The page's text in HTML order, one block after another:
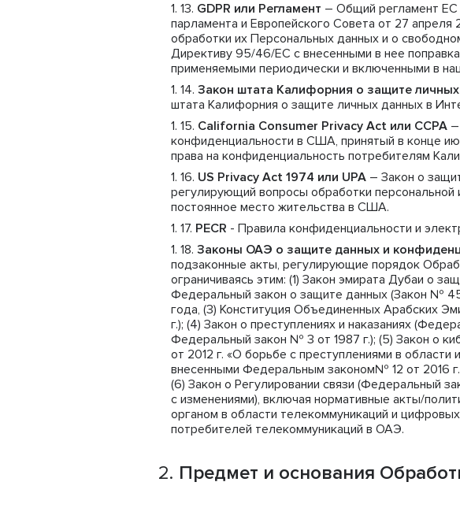
GDPR или Регламент – Общий регламент ЕС
парламента и Европейского Совета от 27
обработки их Персональных данных и о
Директиву 95/46/ЕС с внесенными в нее
применяемыми периодически и включенными в
Закон штата Калифорния о защите
штата Калифорния о защите личных данных в
California Consumer Privacy Act или CCPA
конфиденциальности в США, принятый в конце
права на конфиденциальность потребителям
US Privacy Act 1974 или UPA – Закон о
регулирующий вопросы обработки
постоянное место жительства в США.
PECR - Правила конфиденциальности и
Законы ОАЭ о защите данных и
подзаконные акты, регулирующие порядок
ограничиваясь этим: (1) Закон эмирата Дубаи о
Федеральный закон о защите данных (Закон № 45
года, (3) Конституция Объединенных Арабских
г.); (4) Закон о преступлениях и наказаниях
Федеральный закон № 3 от 1987 г.); (5) Закон о
от 2012 г. «О борьбе с преступлениями в
внесенными Федеральным законом№ 12 от 2016
(6) Закон о Регулировании связи (Федеральный
с изменениями), включая нормативные акты/
органом в области телекоммуникаций и
потребителей телекоммуникаций в ОАЭ.
Предмет и основания